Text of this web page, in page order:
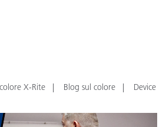
X-Rite Blog sul colore
Device